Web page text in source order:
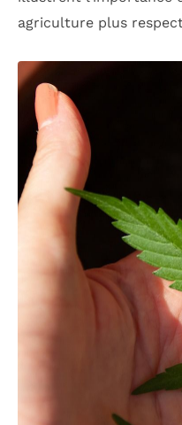
agriculture plus